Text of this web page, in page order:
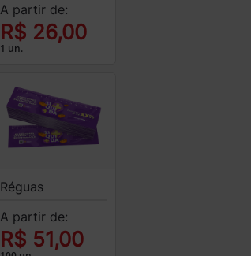
A partir de:
R$ 26,00
1 un.
Réguas
A partir de:
R$ 51,00